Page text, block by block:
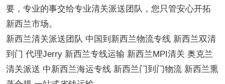
要，专业的事交给专业清关派送团队，您只管安心开拓
新西兰市场。
新西兰清关派送团队 中国到新西兰物流专线 新西兰双清
到门 代理Jerry 新西兰专线运输 新西兰MPI清关 奥克兰
清关派送 中新西兰海运专线 新西兰门到门物流 新西兰熏